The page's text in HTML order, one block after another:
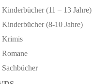
Kinderbücher (11 – 13 Jahre)
Kinderbücher (8-10 Jahre)
Krimis
Romane
Sachbücher